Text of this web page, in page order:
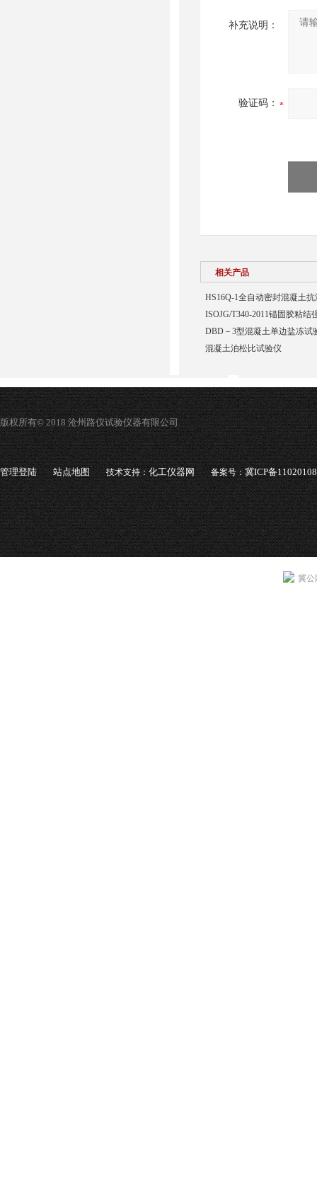
补充说明：
验证码：
相关产品
HS16Q-1全自动密封混凝土抗
ISOJG/T340-2011锚固胶粘结
DBD－3型混凝土单边盐冻试
混凝土泊松比试验仪
版权所有© 2018 沧州路仪试验仪器有限公司
管理登陆 站点地图 技术支持：化工仪器网 备案号：冀ICP备
冀公